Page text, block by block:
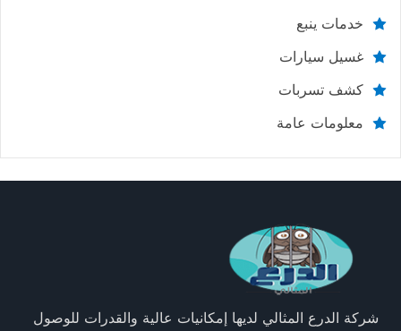
خدمات ينبع
غسيل سيارات
كشف تسربات
معلومات عامة
شركة الدرع المثالي لديها إمكانيات عالية والقدرات للوصول